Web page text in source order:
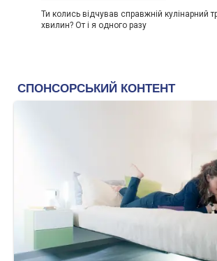
Ти колись відчував справжній кулінарний
хвилин? От і я одного разу